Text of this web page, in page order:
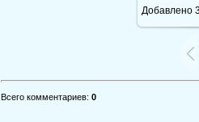
Добавлено
Всего комментариев: 0